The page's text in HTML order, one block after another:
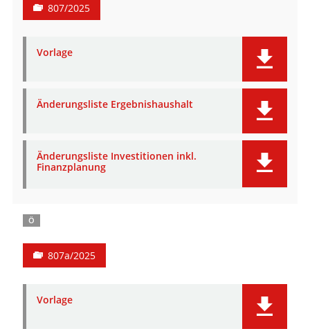
807/2025
Vorlage
Änderungsliste Ergebnishaushalt
Änderungsliste Investitionen inkl.
Finanzplanung
Ö
807a/2025
Vorlage